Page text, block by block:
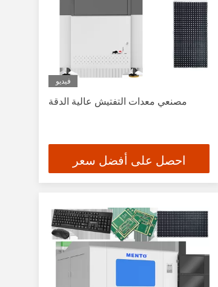
فيديو
مصنعي معدات التفتيش عالية الدقة
احصل على أفضل سعر